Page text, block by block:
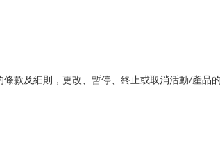
款及細則，更改、暫停、終止或取消活動/產品